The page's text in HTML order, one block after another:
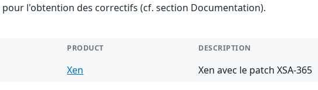
l'obtention des correctifs (cf. section Documentation).
PRODUCT DESCRIPTION
Xen Xen avec le patch XSA-365